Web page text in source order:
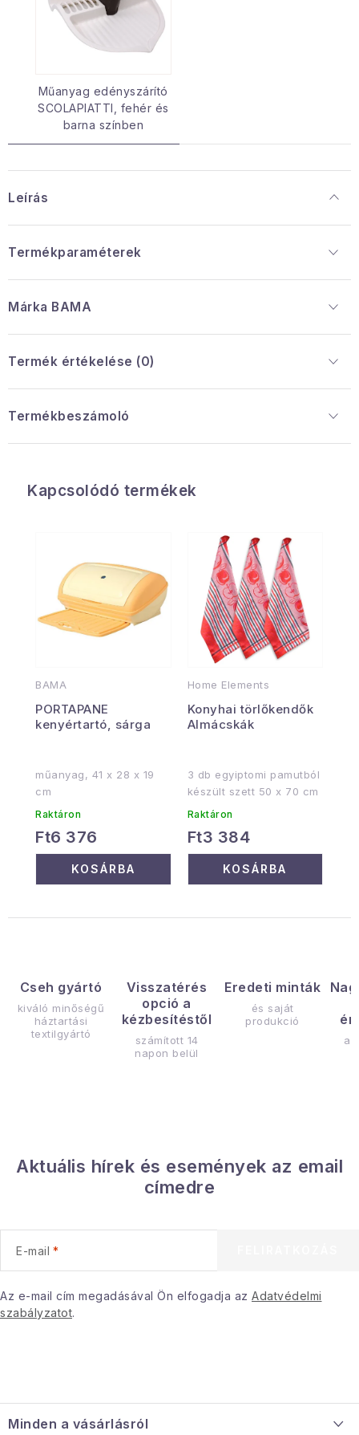
Műanyag edényszárító
SCOLAPIATTI, fehér és
barna színben
Cseh gyártó
kiváló minőségű
háztartási
textilgyártó
Visszatérés
opció a
kézbesítéstől
számított 14
napon belül
Eredeti minták
és saját
produkció
Leírás
Termékparaméterek
Márka BAMA
Termék értékelése (0)
Termékbeszámoló
Kapcsolódó termékek
BAMA
PORTAPANE
kenyértartó, sárga
műanyag, 41 x 28 x 19
cm
Raktáron
Ft6 376
KOSÁRBA
Home Elements
Konyhai törlőkendők
Almácskák
3 db egyiptomi pamutból
készült szett 50 x 70 cm
Raktáron
Ft3 384
KOSÁRBA
Aktuális hírek és események az email
címedre
E-mail
Az e-mail cím megadásával Ön elfogadja az Adatvédelmi
szabályzatot.
á
Minden a vásárlásról